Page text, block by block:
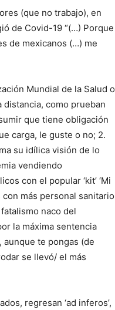
(que no trabajo), en
de Covid-19 “(…) Porque
de mexicanos (…) me
Mundial de la Salud o
distancia, como prueban
que tiene obligación
carga, le guste o no; 2.
su idílica visión de lo
vendiendo
con el popular ‘kit’ ‘Mi
más personal sanitario
naco del
la máxima sentencia
te pongas (de
se llevó/ el más
regresan ‘ad inferos’,